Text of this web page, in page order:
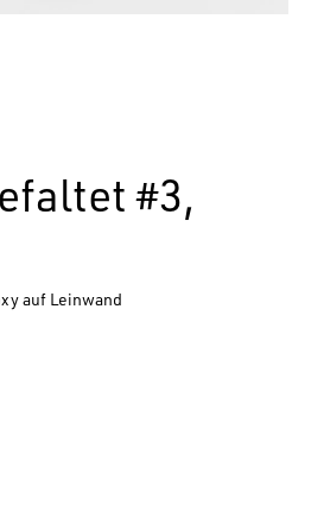
#3,
auf Leinwand